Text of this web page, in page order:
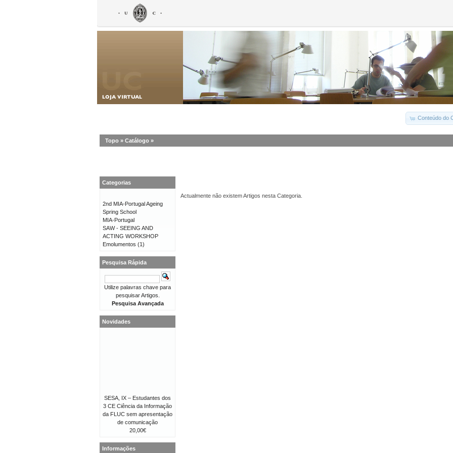
Conteúdo do
Topo » Catálogo »
Actualmente não existem Artigos nesta Categoria.
Categorias
2nd MIA-Portugal Ageing
Spring School
MIA-Portugal
SAW - SEEING AND
ACTING WORKSHOP
Emolumentos (1)
Pesquisa Rápida
Utilize palavras chave para
pesquisar Artigos.
Pesquisa Avançada
Novidades
SESA, IX – Estudantes dos
3 CE Ciência da Informação
da FLUC sem apresentação
de comunicação
20,00€
Informações